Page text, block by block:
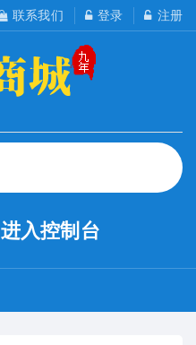
联系我们 登录 注册
进入控制台